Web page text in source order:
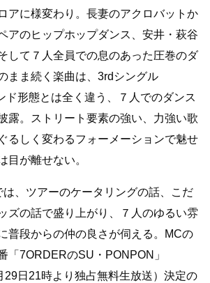
アに様変わり。長妻のアクロバットか
アのヒップホップダンス、安井・萩谷
して７人全員での息のあった圧巻のダ
まま続く楽曲は、3rdシングル
ド形態とは全く違う、７人でのダンス
露。ストリート要素の強い、力強い歌
るしく変わるフォーメーションで魅せ
目が離せない。
、ツアーのケータリングの話、こだ
ズの話で盛り上がり、７人のゆるい雰
普段からの仲の良さが伺える。MCの
「7ORDERのSU・PONPON」
29日21時より独占無料生放送）決定の